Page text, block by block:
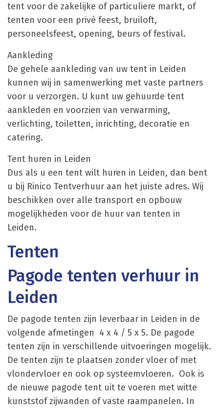
tent voor de zakelijke of particuliere markt, of
tenten voor een privé feest, bruiloft,
personeelsfeest, opening, beurs of festival.
Aankleding
De gehele aankleding van uw tent in Leiden
kunnen wij in samenwerking met vaste partners
voor u verzorgen. U kunt uw gehuurde tent
aankleden en voorzien van verwarming,
verlichting, toiletten, inrichting, decoratie en
catering.
Tent huren in Leiden
Dus als u een tent wilt huren in Leiden, dan bent
u bij Rinico Tentverhuur aan het juiste adres. Wij
beschikken over alle transport en opbouw
mogelijkheden voor de huur van tenten in
Leiden.
Tenten
Pagode tenten verhuur in
Leiden
De pagode tenten zijn leverbaar in Leiden in de
volgende afmetingen 4 x 4 / 5 x 5. De pagode
tenten zijn in verschillende uitvoeringen mogelijk.
De tenten zijn te plaatsen zonder vloer of met
vlondervloer en ook op systeemvloeren. Ook is
de nieuwe pagode tent uit te voeren met witte
kunststof zijwanden of vaste raampanelen. In